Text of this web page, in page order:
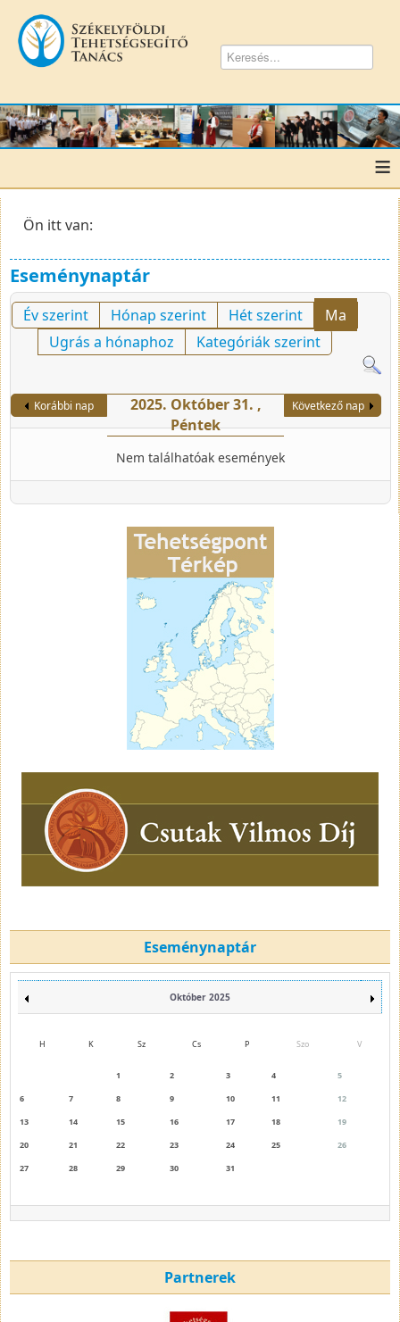
≡
Ön itt van:
Eseménynaptár
Év szerint Hónap szerint Hét szerint
Ma
Ugrás a hónaphoz
Kategóriák szerint
Korábbi nap
2025. Október 31. ,
Péntek
Következő nap
Nem találhatóak események
Eseménynaptár
Október 2025
H K Sz Cs P Szo V
1 2 3 4
5
6
7 8 9 10 11
12
13
14 15 16 17 18
19
20
21 22 23 24 25
26
27
28 29 30 31
Partnerek